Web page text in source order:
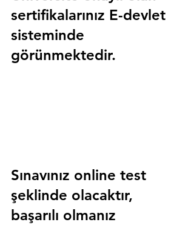
sertifikalarınız E-devlet
sisteminde
görünmektedir.
Sınavınız online test
şeklinde olacaktır,
başarılı olmanız